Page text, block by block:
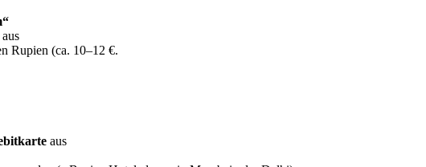
aus
Rupien (ca. 10–12 €.
aus